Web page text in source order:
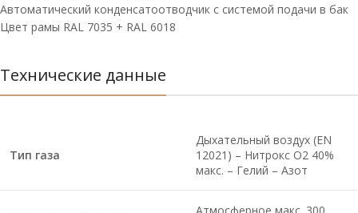
Автоматический конденсатоотводчик с системой подачи в бак
Цвет рамы RAL 7035 + RAL 6018
Технические данные
Тип газа
Дыхательный воздух (EN
12021) – Нитрокс О2 40%
макс. – Гелий – Азот